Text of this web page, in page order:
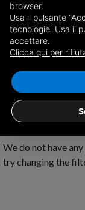
No results
Grumolo
We do not have
try changing the
browser.
Usa il pulsante
tecnologie. Usa il
accettare.
Clicca qui per